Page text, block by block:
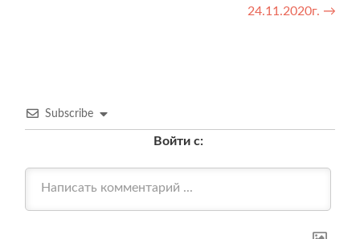
24.11.2020г. →
Subscribe
Войти с: